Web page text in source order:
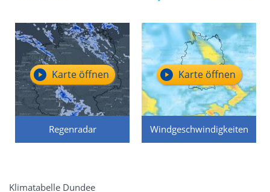
Regenradar
Karte öffnen
Windgeschwindigkeiten
Karte öffnen
Klimatabelle Dundee